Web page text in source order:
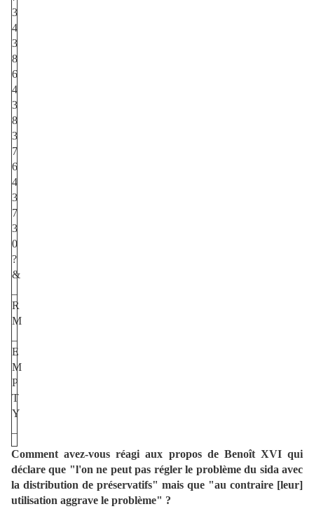
Comment avez-vous réagi aux propos de Benoît XVI qui
déclare que "l'on ne peut pas régler le problème du sida avec
la distribution de préservatifs" mais que "au contraire [leur]
utilisation aggrave le problème" ?